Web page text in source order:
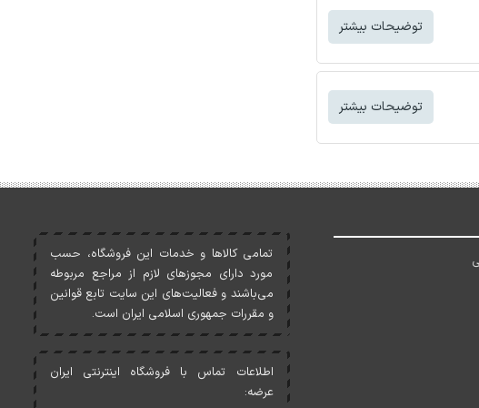
توضیحات بیشتر
توضیحات بیشتر
تمامی کالاها و خدمات اين فروشگاه، حسب
مورد دارای مجوزهای لازم از مراجع مربوطه
می‌باشند و فعاليت‌های اين سايت تابع قوانين
و مقررات جمهوری اسلامی ايران است.
اطلاعات تماس با فروشگاه اینترنتی ایران
عرضه: